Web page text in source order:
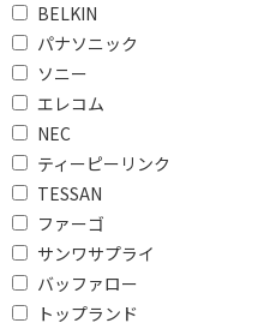
BELKIN
パナソニック
ソニー
エレコム
NEC
ティーピーリンク
TESSAN
ファーゴ
サンワサプライ
バッファロー
トップランド
個別スイッチ(USBハ
USB Power Delivery対